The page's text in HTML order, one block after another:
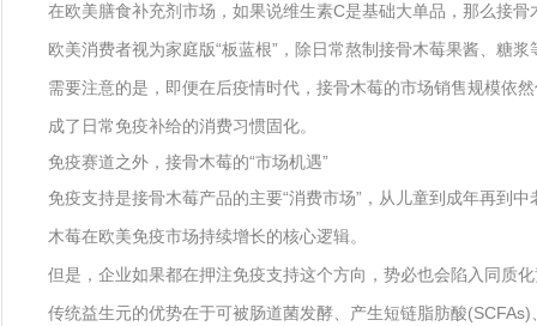
在欧美膳食补充剂市场，如果说维生素C是基础大单品，那么接
欧美消费者视为家庭版“板蓝根”，除日常熬制接骨木莓果酱、糖
需要注意的是，即便在后疫情时代，接骨木莓的市场销售规模依
成了日常免疫补给的消费习惯固化。
免疫赛道之外，接骨木莓的“市场机遇”
免疫支持是接骨木莓产品的主要“消费市场”，从儿童到成年再到
木莓在欧美免疫市场持续增长的核心逻辑。
但是，企业如果都在押注免疫支持这个方向，势必也会陷入同质
传统益生元的优势在于可被肠道菌发酵、产生短链脂肪酸